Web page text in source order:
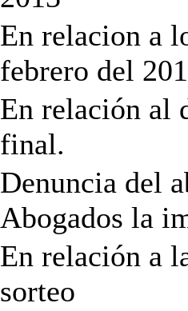
En relacion a
febrero del
En relación al
final.
Denuncia del
Abogados la
En relación a
sorteo